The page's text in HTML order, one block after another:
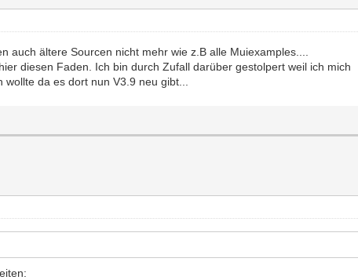
auch ältere Sourcen nicht mehr wie z.B alle Muiexamples....
diesen Faden. Ich bin durch Zufall darüber gestolpert weil ich mich
da es dort nun V3.9 neu gibt...